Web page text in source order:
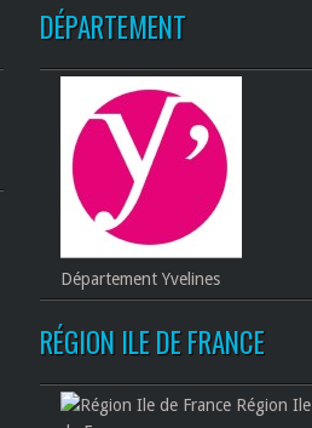
DÉPARTEMENT
Département Yvelines
RÉGION ILE DE FRANCE
Région Ile